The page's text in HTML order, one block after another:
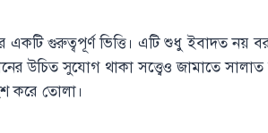
গুরুত্বপূর্ণ ভিত্তি। এটি শুধু ইবাদত নয়
উচিত সুযোগ থাকা সত্ত্বেও জামাতে
করে তোলা।